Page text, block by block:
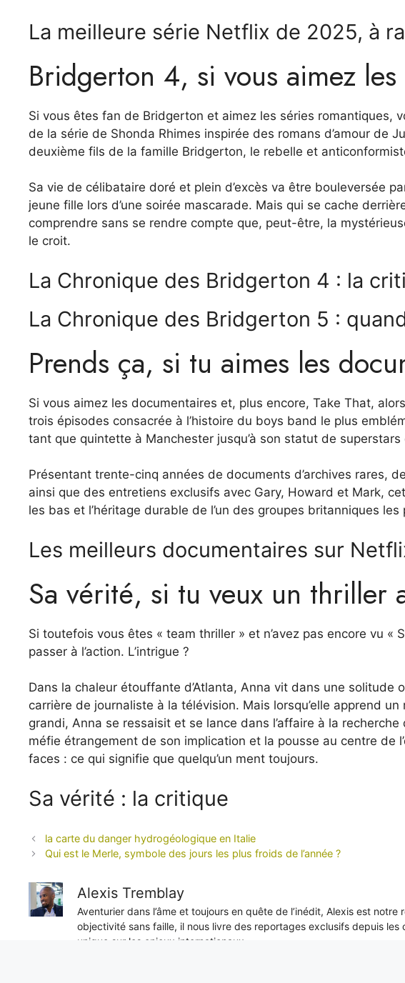
La meilleure série Netflix de 2025, à
Bridgerton 4, si vous aimez
Si vous êtes fan de Bridgerton et aimez les séries romantiques,
de la série de Shonda Rhimes inspirée des romans d’amour de
deuxième fils de la famille Bridgerton, le rebelle et
Sa vie de célibataire doré et plein d’excès va être bouleversée
jeune fille lors d’une soirée mascarade. Mais qui se cache
comprendre sans se rendre compte que, peut-être, la
le croit.
La Chronique des Bridgerton 4 : la
La Chronique des Bridgerton 5 :
Prends ça, si tu aimes les
Si vous aimez les documentaires et, plus encore, Take That,
trois épisodes consacrée à l’histoire du boys band le plus
tant que quintette à Manchester jusqu’à son statut de superstars
Présentant trente-cinq années de documents d’archives rares,
ainsi que des entretiens exclusifs avec Gary, Howard et Mark,
les bas et l’héritage durable de l’un des groupes britanniques
Les meilleurs documentaires sur
Sa vérité, si tu veux un thriller
Si toutefois vous êtes « team thriller » et n’avez pas encore vu «
passer à l’action. L’intrigue ?
Dans la chaleur étouffante d’Atlanta, Anna vit dans une solitude
carrière de journaliste à la télévision. Mais lorsqu’elle apprend
grandi, Anna se ressaisit et se lance dans l’affaire à la
méfie étrangement de son implication et la pousse au centre de
faces : ce qui signifie que quelqu’un ment toujours.
Sa vérité : la critique
la carte du danger hydrogéologique en Italie
Qui est le Merle, symbole des jours les plus froids de l’année ?
Alexis Tremblay
Aventurier dans l’âme et toujours en quête de l’inédit, Alexis est
objectivité sans faille, il nous livre des reportages exclusifs depuis
unique sur les enjeux internationaux.